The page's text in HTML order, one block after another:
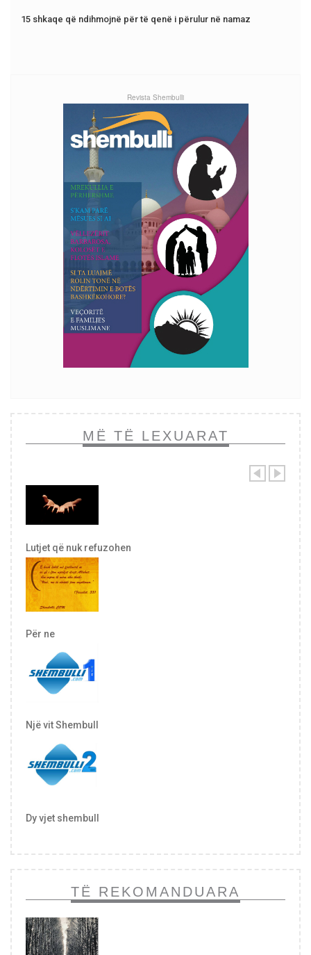
15 shkaqe që ndihmojnë për të qenë i përulur në namaz
Revista Shembulli
MË TË LEXUARAT
Lutjet që nuk refuzohen
Për ne
Një vit Shembull
Dy vjet shembull
TË REKOMANDUARA